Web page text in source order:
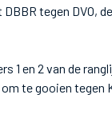
tegen DVO,
1 en 2 van de
te gooien tegen